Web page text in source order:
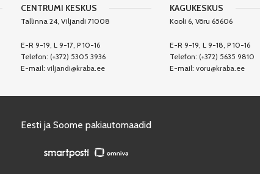
CENTRUMI KESKUS
Tallinna 24, Viljandi 71008
E-R 9-19, L 9-17, P 10-16
Telefon: (+372) 5305 3936
E-mail: viljandi@kraba.ee
KAGUKESKUS
Kooli 6, Võru 65606
E-R 9-19, L 9-18, P 10-16
Telefon: (+372) 5635 9810
E-mail:voru@kraba.ee
Eesti ja Soome pakiautomaadid